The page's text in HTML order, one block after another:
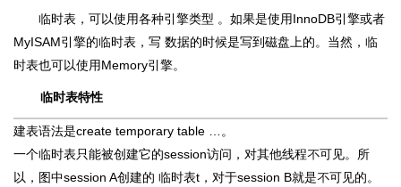
临时表，可以使用各种引擎类型 。如果是使用InnoDB引擎或者
MyISAM引擎的临时表，写 数据的时候是写到磁盘上的。当然，临
时表也可以使用Memory引擎。
临时表特性
建表语法是create temporary table …。
一个临时表只能被创建它的session访问，对其他线程不可见。所
以，图中session A创建的 临时表t，对于session B就是不可见的。